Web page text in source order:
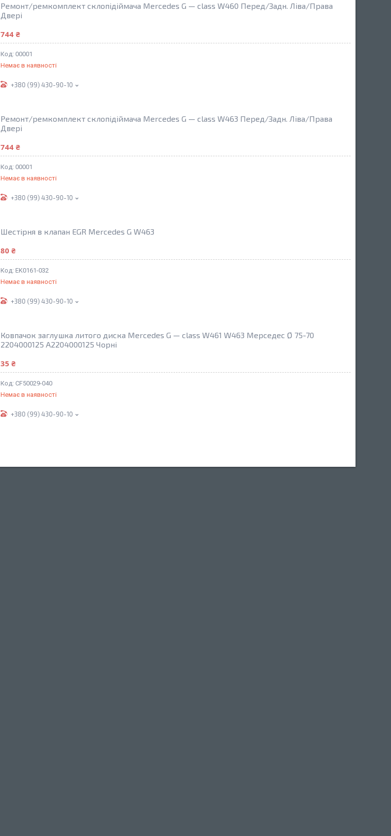
Ремонт/ремкомплект склопідіймача Mercedes G — class W460 Перед/Задн. Ліва/Права
Двері
744 ₴
00001
Немає в наявності
+380 (99) 430-90-10
Ремонт/ремкомплект склопідіймача Mercedes G — class W463 Перед/Задн. Ліва/Права
Двері
744 ₴
00001
Немає в наявності
+380 (99) 430-90-10
Шестірня в клапан EGR Mercedes G W463
80 ₴
EK0161-032
Немає в наявності
+380 (99) 430-90-10
Ковпачок заглушка литого диска Mercedes G — class W461 W463 Мерседес Ø 75-70
2204000125 A2204000125 Чорні
35 ₴
CF50029-040
Немає в наявності
+380 (99) 430-90-10